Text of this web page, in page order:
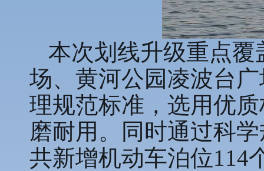
本次划线升级重点
场、黄河公园凌波台
理规范标准，选用优
磨耐用。同时通过科
共新增机动车泊位114